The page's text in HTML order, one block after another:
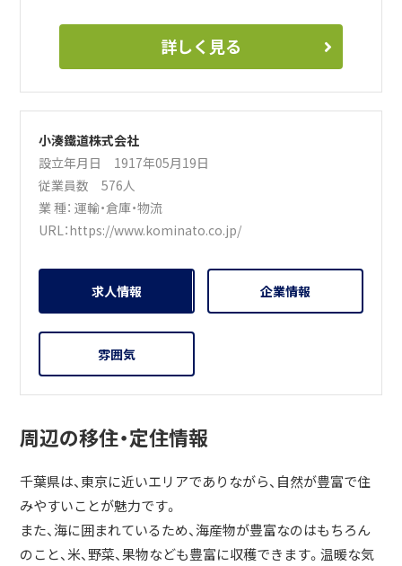
詳しく見る
小湊鐵道株式会社
設立年月日 1917年05月19日
従業員数 576人
業 種：運輸・倉庫・物流
URL：https://www.kominato.co.jp/
求人情報 企業情報
雰囲気
周辺の移住・定住情報
千葉県は、東京に近いエリアでありながら、自然が豊富で住
みやすいことが魅力です。
また、海に囲まれているため、海産物が豊富なのはもちろん
のこと、米、野菜、果物なども豊富に収穫できます。温暖な気